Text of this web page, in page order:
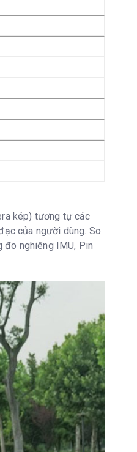
kép) tương tự các
của người dùng. So
đo nghiêng IMU, Pin